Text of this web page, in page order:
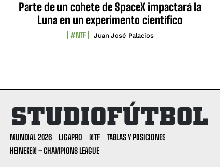
Parte de un cohete de SpaceX impactará la
Luna en un experimento científico
#NTF Juan José Palacios
MUNDIAL 2026 LIGAPRO NTF
TABLAS Y POSICIONES
HEINEKEN – CHAMPIONS LEAGUE